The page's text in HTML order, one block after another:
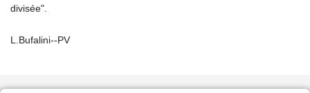
divisée".
L.Bufalini--PV